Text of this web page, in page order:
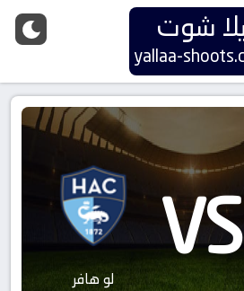
يلا شوت
yallaa-
VS لو هافر